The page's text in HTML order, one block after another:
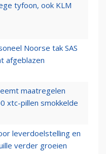
tyfoon, ook KLM
Noorse tak SAS
afgeblazen
maatregelen
xtc-pillen smokkelde
leverdoelstelling en
verder groeien